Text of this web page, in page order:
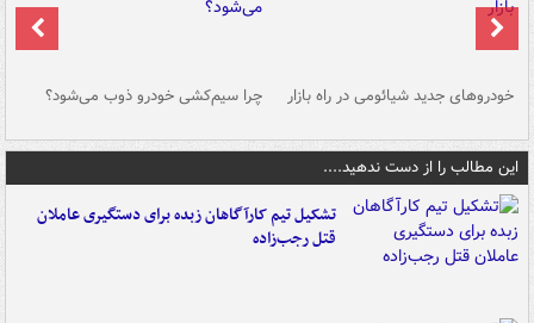
خودروهای جدید شیائومی در راه بازار چرا سیم‌کشی خودرو ذوب می‌شود؟
این مطالب را از دست ندهید....
تشکیل تیم کارآگاهان زبده برای دستگیری عاملان
قتل رجب‌زاده